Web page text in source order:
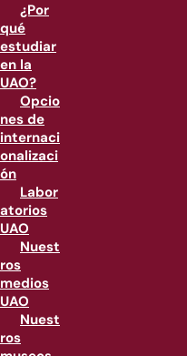
¿Por
qué
estudiar
en la
UAO?
Opcio
nes de
internaci
onalizaci
ón
Labor
atorios
UAO
Nuest
ros
medios
UAO
Nuest
ros